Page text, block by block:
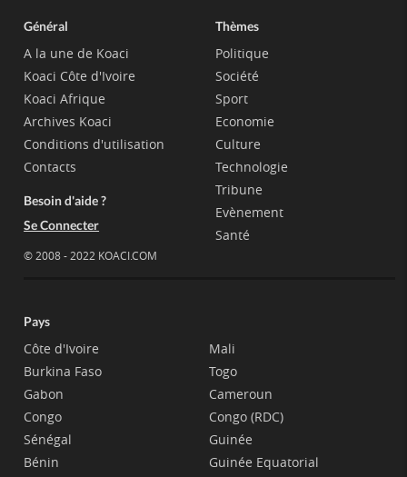
Général
A la une de Koaci
Koaci Côte d'Ivoire
Koaci Afrique
Archives Koaci
Conditions d'utilisation
Contacts
Besoin d'aide ?
Se Connecter
© 2008 - 2022 KOACI.COM
Thèmes
Politique
Société
Sport
Economie
Culture
Technologie
Tribune
Evènement
Santé
Pays
Côte d'Ivoire
Burkina Faso
Gabon
Congo
Sénégal
Bénin
Mali
Togo
Cameroun
Congo (RDC)
Guinée
Guinée Equatorial